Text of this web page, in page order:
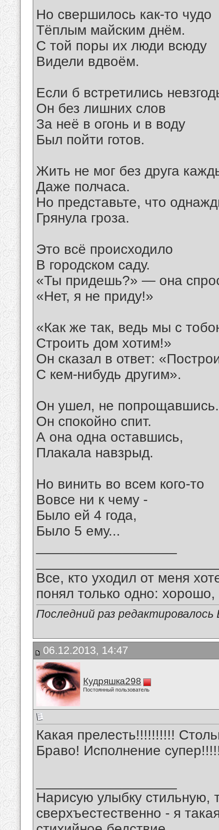
Но свершилось как-то чудо
Тёплым майским днём.
С той поры их люди всюду
Видели вдвоём.
Если б встретились
Он без лишних слов
За неё в огонь и в воду
Был пойти готов.
Жить не мог без друга
Даже полчаса.
Но представьте, что
Грянула гроза.
Это всё происходило
В городском саду.
«Ты придешь?» — она
«Нет, я не приду!»
«Как же так, ведь мы с
Строить дом хотим!»
Он сказал в ответ:
С кем-нибудь другим».
Он ушел, не попрощавшись.
Он спокойно спит.
А она одна оставшись,
Плакала навзрыд.
Но винить во всем кого-то
Вовсе ни к чему -
Было ей 4 года,
Было 5 ему...
Все, кто уходил от меня
понял только одно:
Последний раз
06.12.2013, 14:47
Кудряшка298
Постоянный пользователь
Какая прелесть!!!!!!!!!!
Браво! Исполнение
Нарисую улыбку стильную,
сверхъестественно - я